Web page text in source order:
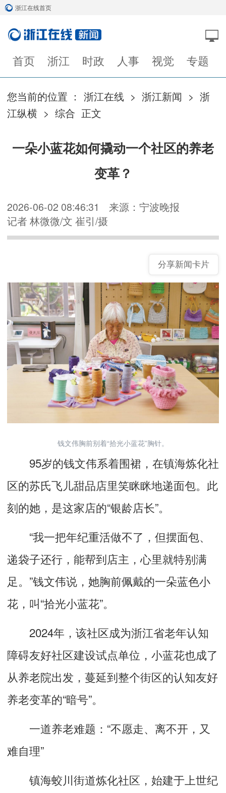
浙江在线首页
首页 浙江 时政 人事 视觉 专题
您当前的位置 ： 浙江在线 > 浙江新闻 > 浙
江纵横 > 综合 正文
一朵小蓝花如何撬动一个社区的养老
变革？
2026-06-02 08:46:31
来源：宁波晚报
记者 林微微/文 崔引/摄
分享新闻卡片
钱文伟胸前别着“拾光小蓝花”胸针。
95岁的钱文伟系着围裙，在镇海炼化社
区的苏氏飞儿甜品店里笑眯眯地递面包。此
刻的她，是这家店的“银龄店长”。
“我一把年纪重活做不了，但摆面包、
递袋子还行，能帮到店主，心里就特别满
足。”钱文伟说，她胸前佩戴的一朵蓝色小
花，叫“拾光小蓝花”。
2024年，该社区成为浙江省老年认知
障碍友好社区建设试点单位，小蓝花也成了
从养老院出发，蔓延到整个街区的认知友好
养老变革的“暗号”。
一道养老难题：“不愿走、离不开，又
难自理”
镇海蛟川街道炼化社区，始建于上世纪